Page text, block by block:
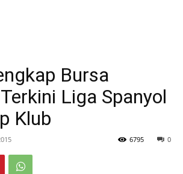
Bursa
Liga Spanyol
Klub
0
6795